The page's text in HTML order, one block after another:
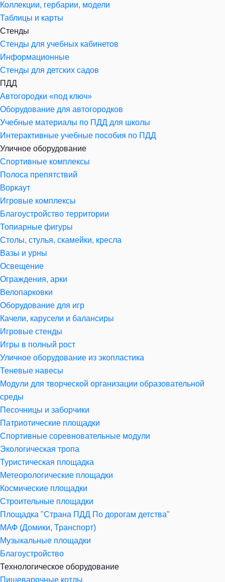
Коллекции, гербарии, модели
Таблицы и карты
Стенды
Стенды для учебных кабинетов
Информационные
Стенды для детских садов
ПДД
Автогородки «под ключ»
Оборудование для автогородков
Учебные материалы по ПДД для школы
Интерактивные учебные пособия по ПДД
Уличное оборудование
Спортивные комплексы
Полоса препятствий
Воркаут
Игровые комплексы
Благоустройство территории
Топиарные фигуры
Столы, стулья, скамейки, кресла
Вазы и урны
Освещение
Ограждения, арки
Велопарковки
Оборудование для игр
Качели, карусели и балансиры
Игровые стенды
Игры в полный рост
Уличное оборудование из экопластика
Теневые навесы
Модули для творческой организации образовательной
среды
Песочницы и заборчики
Патриотические площадки
Спортивные соревновательные модули
Экологическая тропа
Туристическая площадка
Метеорологические площадки
Космические площадки
Строительные площадки
Площадка "Страна ПДД По дорогам детства"
МАФ (Домики, Транспорт)
Музыкальные площадки
Благоустройство
Технологическое оборудование
Пищеварочные котлы